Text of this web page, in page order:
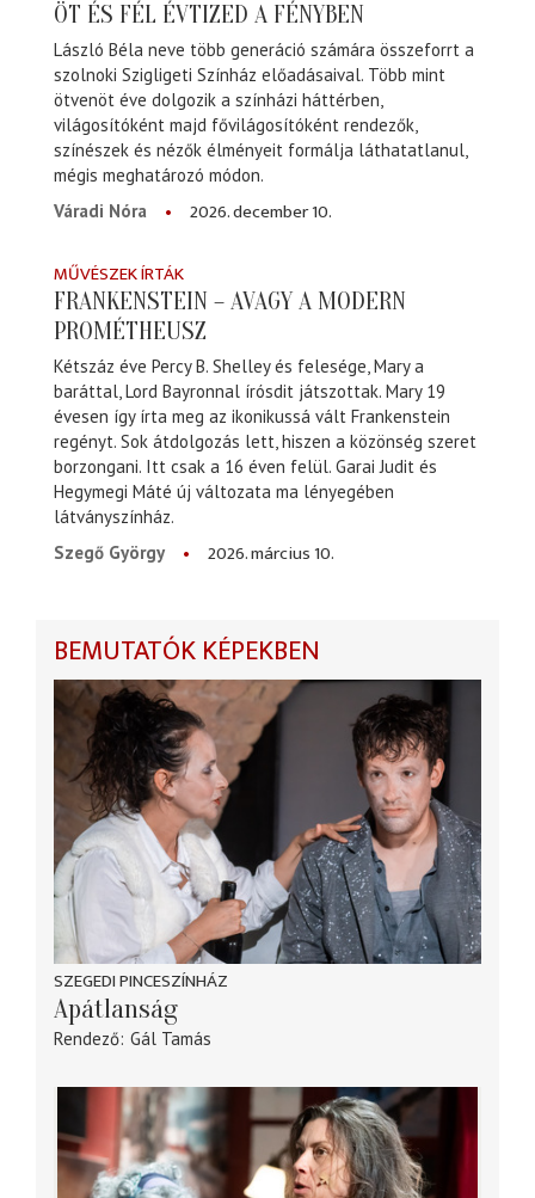
ÖT ÉS FÉL ÉVTIZED A FÉNYBEN
László Béla neve több generáció számára összeforrt a
szolnoki Szigligeti Színház előadásaival. Több mint
ötvenöt éve dolgozik a színházi háttérben,
világosítóként majd fővilágosítóként rendezők,
színészek és nézők élményeit formálja láthatatlanul,
mégis meghatározó módon.
Váradi Nóra
2026. december 10.
MŰVÉSZEK ÍRTÁK
FRANKENSTEIN – AVAGY A MODERN
PROMÉTHEUSZ
Kétszáz éve Percy B. Shelley és felesége, Mary a
baráttal, Lord Bayronnal írósdit játszottak. Mary 19
évesen így írta meg az ikonikussá vált Frankenstein
regényt. Sok átdolgozás lett, hiszen a közönség szeret
borzongani. Itt csak a 16 éven felül. Garai Judit és
Hegymegi Máté új változata ma lényegében
látványszínház.
Szegő György
2026. március 10.
BEMUTATÓK KÉPEKBEN
SZEGEDI PINCESZÍNHÁZ
Apátlanság
Rendező Gál Tamás